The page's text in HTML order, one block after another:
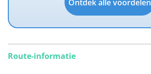
Ontdek alle voordelen
Route-informatie